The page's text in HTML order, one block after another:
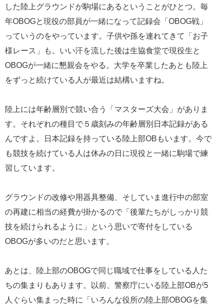
した陸上グラウンドが駒場にあるということがひとつ。毎
年OBOGと現役の部員が一緒になって記録会「OBOG戦」
っていうのをやっています。子供や孫を連れてきて「お子
様レース」も。いい汗を流した後は生協食堂で現役生と
OBOGが一緒に懇親会をやる。大学を卒業したあとも陸上
をずっと続けている人が最近は結構いますね。
陸上には年齢層別で競い合う「マスターズ大会」がありま
す。それぞれの種目で５歳刻みの年齢層別日本記録がある
んですよ。日本記録を持っている陸上部OBもいます。今で
も競技を続けている人は休みの日に現役と一緒に駒場で練
習しています。
グラウンドの改修や用器具整備、そしていま進行中の部室
の再建に相当の経費が掛かるので「後輩たちがしっかり競
技を続けられるように」という思いで寄付をしている
OBOGが多いのだと思います。
あとは、陸上部のOBOGで同じ職域で仕事をしている人た
ちの集まりもあります。以前、警察庁にいる陸上部OBが5
人ぐらい集まった時に「いろんな役所の陸上部OBOGを集